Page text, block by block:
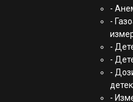
-
-
-
-
-
-